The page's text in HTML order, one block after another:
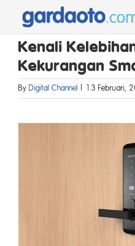
content
Kenali
Kekurangan
By Digital Channel | 13 Februari,